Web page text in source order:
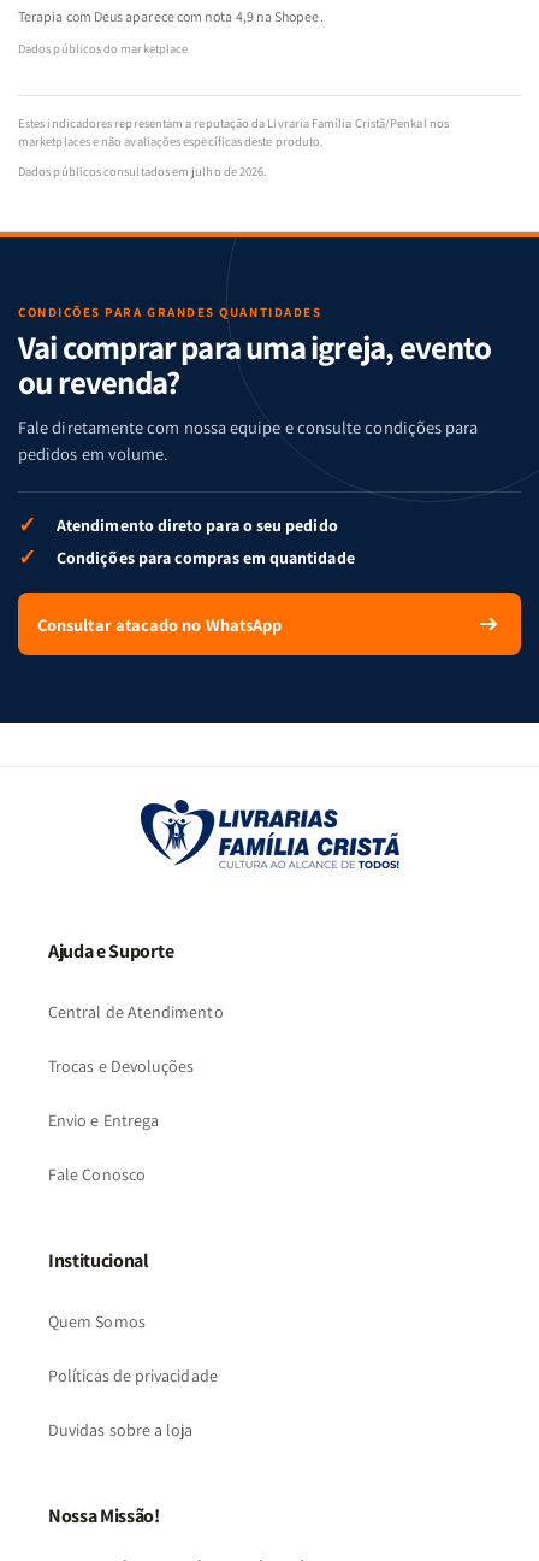
Terapia com Deus aparece com nota 4,9 na Shopee.
Dados públicos do marketplace
Estes indicadores representam a reputação da Livraria Família Cristã/Penkal nos
marketplaces e não avaliações específicas deste produto.
Dados públicos consultados em julho de 2026.
CONDIÇÕES PARA GRANDES QUANTIDADES
Vai comprar para uma igreja, evento
ou revenda?
Fale diretamente com nossa equipe e consulte condições para
pedidos em volume.
✓ Atendimento direto para o seu pedido
✓ Condições para compras em quantidade
Consultar atacado no WhatsApp
Ajuda e Suporte
Central de Atendimento
Trocas e Devoluções
Envio e Entrega
Fale Conosco
Institucional
Quem Somos
Políticas de privacidade
Duvidas sobre a loja
Nossa Missão!